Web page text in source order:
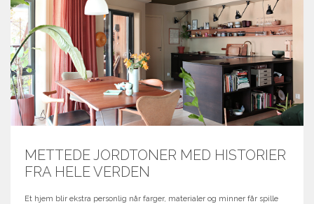
METTEDE JORDTONER MED HISTORIER
FRA HELE VERDEN
Et hjem blir ekstra personlig når farger, materialer og minner får spille